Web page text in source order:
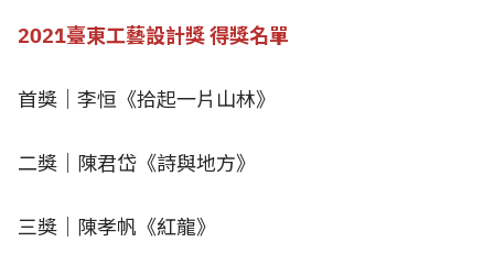
2021臺東工藝設計獎 得獎名單
首獎｜李恒《拾起一片山林》
二獎｜陳君岱《詩與地方》
三獎｜陳孝帆《紅龍》